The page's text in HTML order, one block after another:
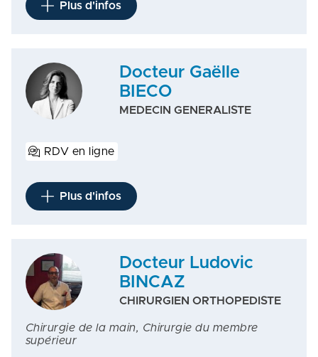
Plus d'infos
Docteur Gaëlle
BIECO
MEDECIN GENERALISTE
RDV en ligne
Plus d'infos
Docteur Ludovic
BINCAZ
CHIRURGIEN ORTHOPEDISTE
Chirurgie de la main, Chirurgie du membre
supérieur